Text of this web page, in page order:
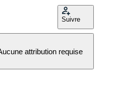
Suivre
attribution requise